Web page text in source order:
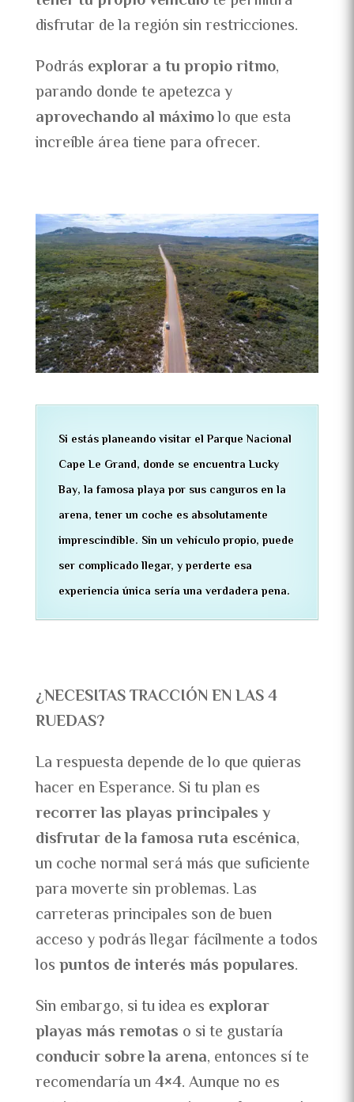
disfrutar de la región sin restricciones.
Podrás explorar a tu propio ritmo,
parando donde te apetezca y
aprovechando al máximolo que esta
increíble área tiene para ofrecer.
Si estás planeando visitar el Parque Nacional
Cape Le Grand, donde se encuentra Lucky
Bay, la famosa playa por sus canguros en la
arena, tener un coche es absolutamente
imprescindible. Sin un vehículo propio, puede
ser complicado llegar, y perderte esa
experiencia única sería una verdadera pena.
¿NECESITAS TRACCIÓN EN LAS 4
RUEDAS?
La respuesta depende de lo que quieras
hacer en Esperance. Si tu plan es
recorrer las playas principales y
disfrutar de la famosa ruta escénica,
un coche normal será más que suficiente
para moverte sin problemas. Las
carreteras principales son de buen
acceso y podrás llegar fácilmente a todos
lospuntos de interés más populares.
Sin embargo, si tu idea es explorar
playas más remotas o si te gustaría
conducir sobre la arena, entonces sí te
recomendaría un4×4. Aunque no es